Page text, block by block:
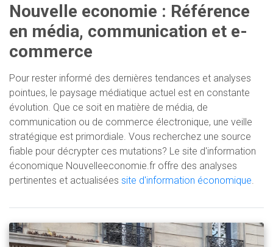
Nouvelle economie : Référence
en média, communication et e-
commerce
Pour rester informé des dernières tendances et analyses
pointues, le paysage médiatique actuel est en constante
évolution. Que ce soit en matière de média, de
communication ou de commerce électronique, une veille
stratégique est primordiale. Vous recherchez une source
fiable pour décrypter ces mutations? Le site d'information
économique Nouvelleeconomie.fr offre des analyses
pertinentes et actualisées site d'information économique